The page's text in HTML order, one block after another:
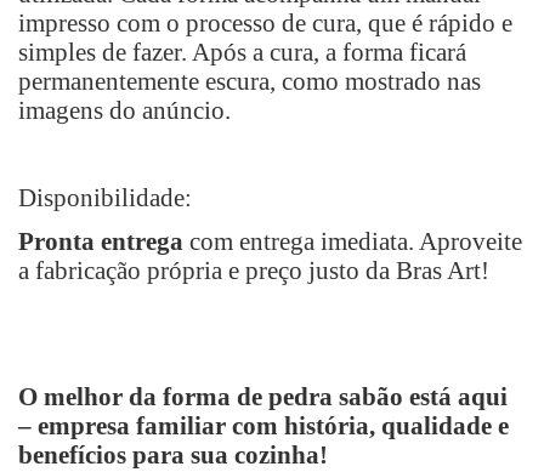
impresso com o processo de cura, que é rápido e
simples de fazer. Após a cura, a forma ficará
permanentemente escura, como mostrado nas
imagens do anúncio.
Disponibilidade:
Pronta entrega com entrega imediata. Aproveite
a fabricação própria e preço justo da Bras Art!
O melhor da forma de pedra sabão está aqui
– empresa familiar com história, qualidade e
benefícios para sua cozinha!